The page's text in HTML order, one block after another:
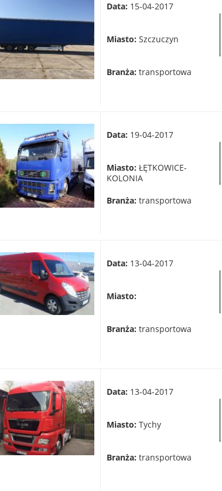
Data: 15-04-2017
Miasto: Szczuczyn
Branża: transportowa
Data: 19-04-2017
Miasto: ŁĘTKOWICE-
KOLONIA
Branża: transportowa
Data: 13-04-2017
Miasto:
Branża: transportowa
Data: 13-04-2017
Miasto: Tychy
Branża: transportowa